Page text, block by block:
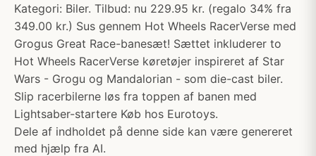
Kategori: Biler. Tilbud: nu 229.95 kr. (regalo 34% fra
349.00 kr.) Sus gennem Hot Wheels RacerVerse med
Grogus Great Race-banesæt! Sættet inkluderer to
Hot Wheels RacerVerse køretøjer inspireret af Star
Wars - Grogu og Mandalorian - som die-cast biler.
Slip racerbilerne løs fra toppen af banen med
Lightsaber-startere Køb hos Eurotoys.
Dele af indholdet på denne side kan være genereret
med hjælp fra AI.